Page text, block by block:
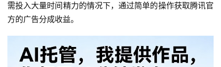
需投入大量时间精力的情况下，通过简单的操作获取腾讯官
方的广告分成收益。